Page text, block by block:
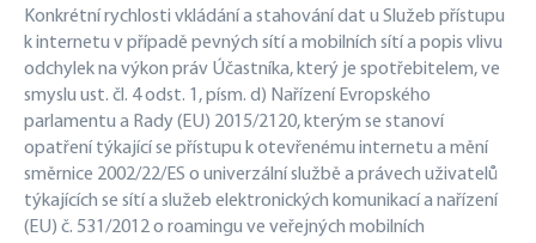
Konkrétní rychlosti vkládání a stahování dat u Služeb přístupu
k internetu v případě pevných sítí a mobilních sítí a popis vlivu
odchylek na výkon práv Účastníka, který je spotřebitelem, ve
smyslu ust. čl. 4 odst. 1, písm. d) Nařízení Evropského
parlamentu a Rady (EU) 2015/2120, kterým se stanoví
opatření týkající se přístupu k otevřenému internetu a mění
směrnice 2002/22/ES o univerzální službě a právech uživatelů
týkajících se sítí a služeb elektronických komunikací a nařízení
(EU) č. 531/2012 o roamingu ve veřejných mobilních